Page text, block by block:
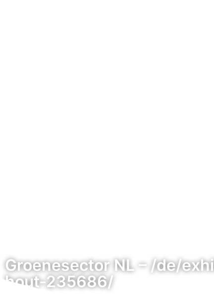
Groenesector NL – /de/
hout-235686/